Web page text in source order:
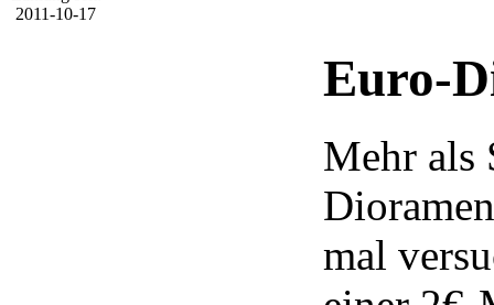
2011-10-17
Euro-
Mehr als
mal